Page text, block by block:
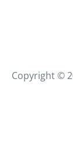
Copyright ©